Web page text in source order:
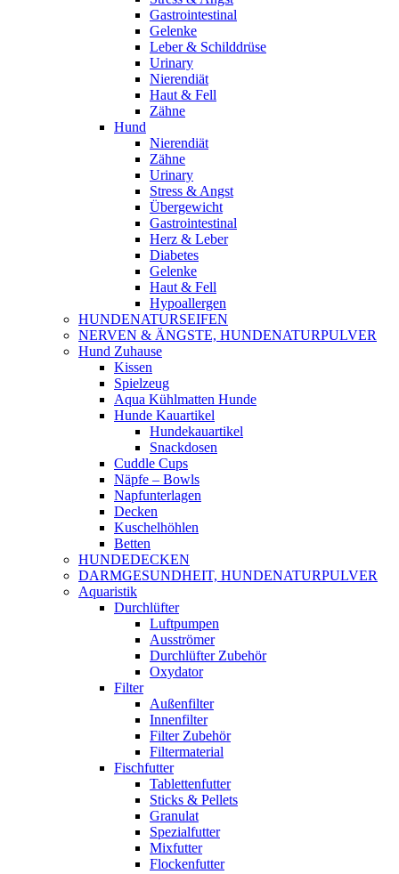
Gastrointestinal
Gelenke
Leber & Schilddrüse
Urinary
Nierendiät
Haut & Fell
Zähne
Hund
Nierendiät
Zähne
Urinary
Stress & Angst
Übergewicht
Gastrointestinal
Herz & Leber
Diabetes
Gelenke
Haut & Fell
Hypoallergen
HUNDENATURSEIFEN
NERVEN & ÄNGSTE, HUNDENATURPULVER
Hund Zuhause
Kissen
Spielzeug
Aqua Kühlmatten Hunde
Hunde Kauartikel
Hundekauartikel
Snackdosen
Cuddle Cups
Näpfe – Bowls
Napfunterlagen
Decken
Kuschelhöhlen
Betten
HUNDEDECKEN
DARMGESUNDHEIT, HUNDENATURPULVER
Aquaristik
Durchlüfter
Luftpumpen
Ausströmer
Durchlüfter Zubehör
Oxydator
Filter
Außenfilter
Innenfilter
Filter Zubehör
Filtermaterial
Fischfutter
Tablettenfutter
Sticks & Pellets
Granulat
Spezialfutter
Mixfutter
Flockenfutter